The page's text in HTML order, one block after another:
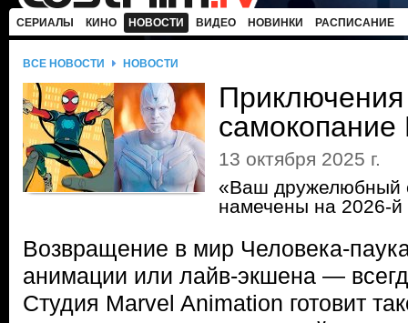
СЕРИАЛЫ КИНО НОВОСТИ ВИДЕО НОВИНКИ РАСПИСАНИЕ
ВСЕ НОВОСТИ НОВОСТИ
13 октября 2025 г.
«Ваш дружелюбный
намечены на 2026-й
Возвращение в мир Человека-
анимации или лайв-экшена —
Студия Marvel Animation готовит